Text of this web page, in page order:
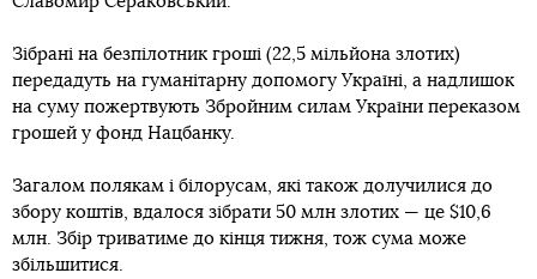
Зібрані на безпілотник гроші (22,5 мільйона злотих)
передадуть на гуманітарну допомогу Україні, а надлишок
на суму пожертвують Збройним силам України переказом
грошей у фонд Нацбанку.
Загалом полякам і білорусам, які також долучилися до
збору коштів, вдалося зібрати 50 млн злотих — це $10,6
млн. Збір триватиме до кінця тижня, тож сума може
збільшитися.